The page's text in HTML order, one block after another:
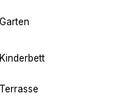
Garten
Kinderbett
Terrasse